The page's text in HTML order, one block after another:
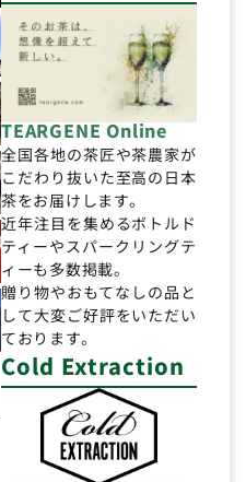
TEARGENE Online
全国各地の茶匠や茶農家が
こだわり抜いた至高の日本
茶をお届けします。
近年注目を集めるボトルド
ティーやスパークリングテ
ィーも多数掲載。
贈り物やおもてなしの品と
して大変ご好評をいただい
ております。
Cold Extraction